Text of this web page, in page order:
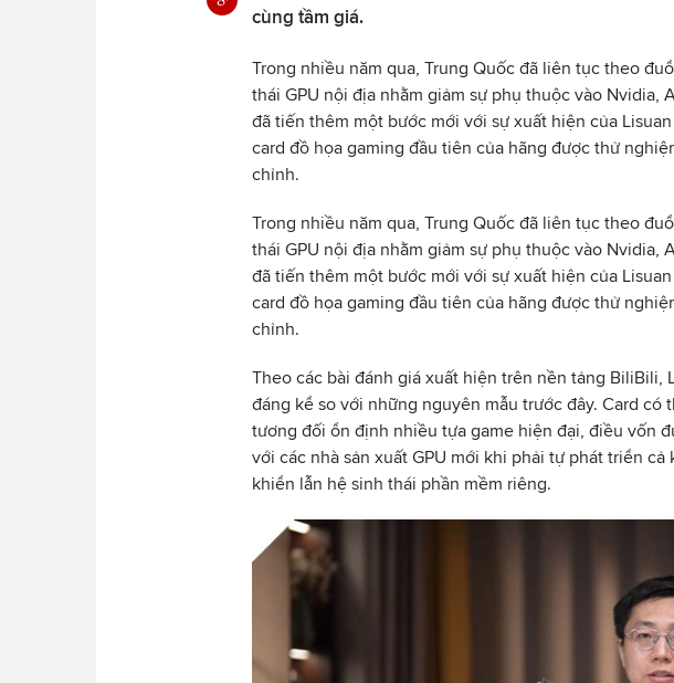
cùng tầm giá.
Trong nhiều năm qua, Trung Quốc đã liên tục theo
thái GPU nội địa nhằm giảm sự phụ thuộc vào Nvidia,
đã tiến thêm một bước mới với sự xuất hiện của
card đồ họa gaming đầu tiên của hãng được thử
chỉnh.
Trong nhiều năm qua, Trung Quốc đã liên tục theo
thái GPU nội địa nhằm giảm sự phụ thuộc vào Nvidia,
đã tiến thêm một bước mới với sự xuất hiện của
card đồ họa gaming đầu tiên của hãng được thử
chỉnh.
Theo các bài đánh giá xuất hiện trên nền tảng BiliBili,
đáng kể so với những nguyên mẫu trước đây. Card có
tương đối ổn định nhiều tựa game hiện đại, điều vốn
với các nhà sản xuất GPU mới khi phải tự phát triển
khiển lẫn hệ sinh thái phần mềm riêng.